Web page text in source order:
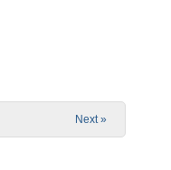
Next »